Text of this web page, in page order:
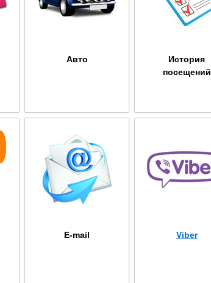
Авто
История
посещений
E-mail Viber